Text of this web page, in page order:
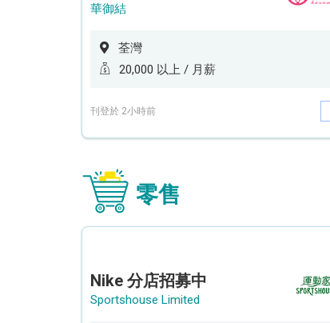
華御結
荃灣
20,000 以上 / 月薪
刊登於 2小時前
零售
Nike 分店招募中
Sportshouse Limited